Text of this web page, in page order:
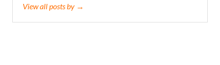
View all posts by →